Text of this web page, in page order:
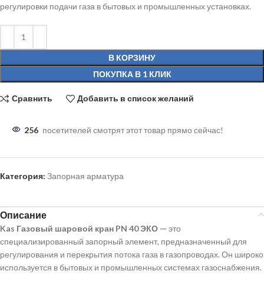
регулировки подачи газа в бытовых и промышленных установках.
В КОРЗИНУ
ПОКУПКА В 1 КЛИК
Сравнить Добавить в список желаний
256 посетителей смотрят этот товар прямо сейчас!
Категория: Запорная арматура
Описание
Kas Газовый шаровой кран PN 40 ЭКО — это
специализированный запорный элемент, предназначенный для
регулирования и перекрытия потока газа в газопроводах. Он широко
используется в бытовых и промышленных системах газоснабжения.